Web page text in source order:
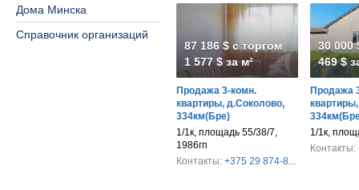
Дома Минска
Справочник организаций
87 186 $ с торгом
1 577 $ за м²
Продажа 3-комн.
квартиры, д.Соколово,
334км(Бре)
1/1к, площадь 55/38/7,
1986гп
Контакты: +375 29 874-8...
30 000
469 $
Продажа
1/1к,
Контакты: